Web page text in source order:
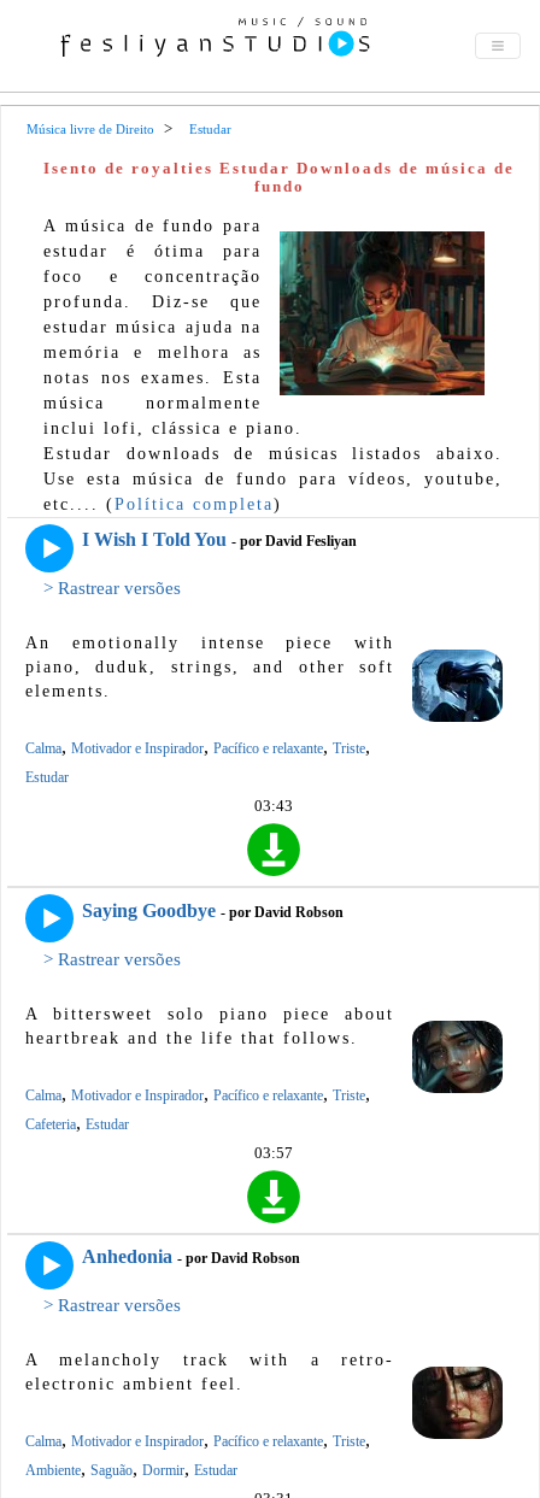
Música livre de Direito Estudar
Isento de royalties Estudar Downloads de música de
fundo
A música de fundo para
estudar é ótima para
foco e concentração
profunda. Diz-se que
estudar música ajuda na
memória e melhora as
notas nos exames. Esta
música normalmente
inclui lofi, clássica e piano.
Estudar downloads de músicas listados abaixo.
Use esta música de fundo para vídeos, youtube,
etc.... (Política completa)
I Wish I Told You - por David Fesliyan
> Rastrear versões
An emotionally intense piece with
piano, duduk, strings, and other soft
elements.
Calma, Motivador e Inspirador, Pacífico e relaxante, Triste,
Estudar
03:43
Saying Goodbye - por David Robson
> Rastrear versões
A bittersweet solo piano piece about
heartbreak and the life that follows.
Calma, Motivador e Inspirador, Pacífico e relaxante, Triste,
Cafeteria, Estudar
03:57
Anhedonia - por David Robson
> Rastrear versões
A melancholy track with a retro-
electronic ambient feel.
Calma, Motivador e Inspirador, Pacífico e relaxante, Triste,
Ambiente, Saguão, Dormir, Estudar